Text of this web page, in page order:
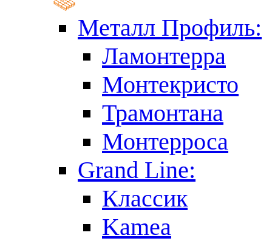
Металл Профиль:
Ламонтерра
Монтекристо
Трамонтана
Монтерроса
Grand Line:
Классик
Kamea